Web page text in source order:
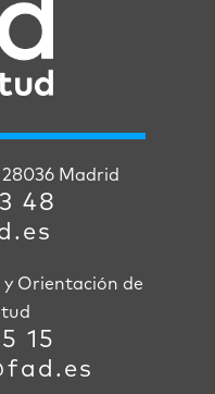
Madrid
48
Orientación de
15